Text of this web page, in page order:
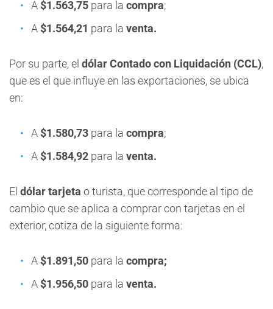
A $1.563,75 para la compra;
A $1.564,21 para la venta.
Por su parte, el dólar Contado con Liquidación (CCL),
que es el que influye en las exportaciones, se ubica
en:
A $1.580,73 para la compra;
A $1.584,92 para la venta.
El dólar tarjeta o turista, que corresponde al tipo de
cambio que se aplica a comprar con tarjetas en el
exterior, cotiza de la siguiente forma:
A $1.891,50 para la compra;
A $1.956,50 para la venta.